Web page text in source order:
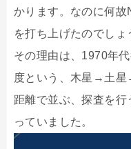
かります。なのに何
を打ち上げたのでしょ
その理由は、1970年
度という、木星→土
距離で並ぶ、探査を
っていました。